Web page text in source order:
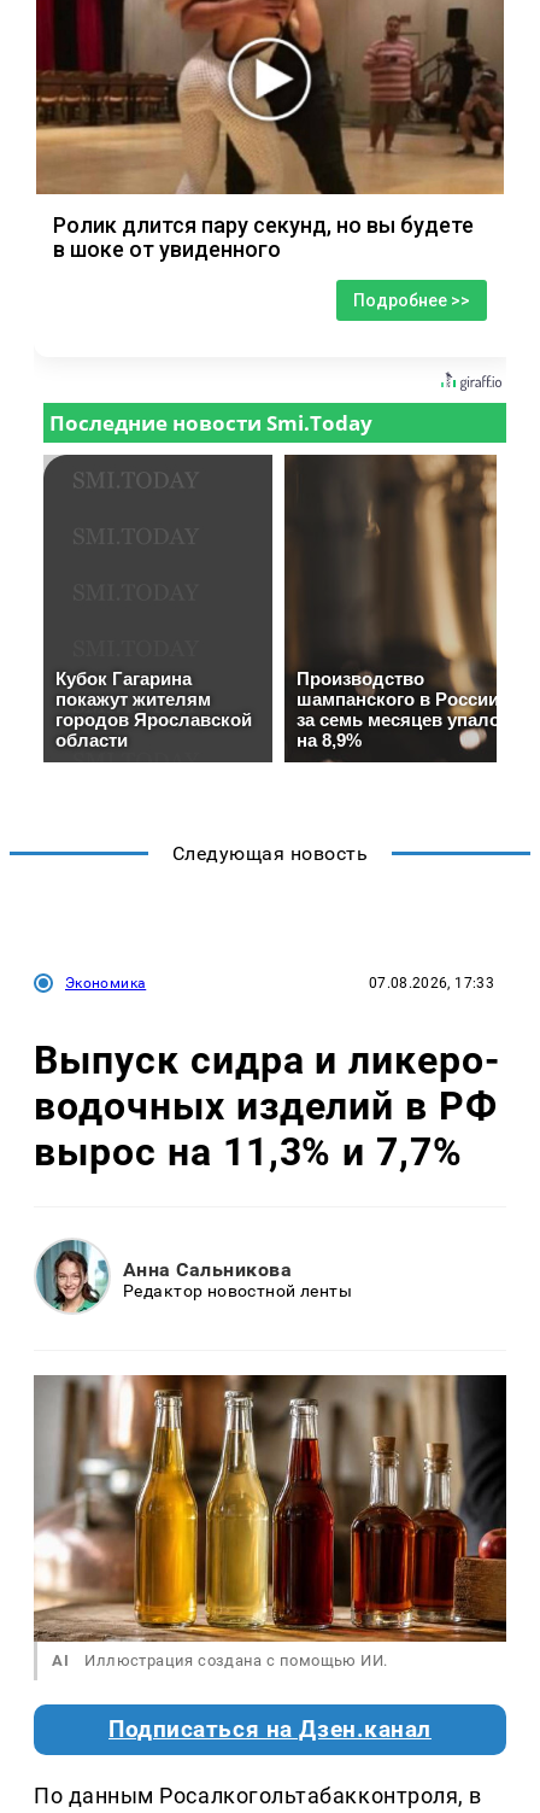
Ролик длится пару секунд, но вы будете
в шоке от увиденного
Подробнее >>
Следующая новость
Экономика 07.08.2026, 17:33
Выпуск сидра и ликеро-
водочных изделий в РФ
вырос на 11,3% и 7,7%
Анна Сальникова
Редактор новостной ленты
AI Иллюстрация создана с помощью ИИ.
Подписаться на Дзен.канал
По данным Росалкогольтабакконтроля, в